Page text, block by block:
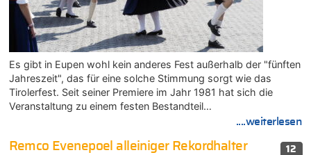
Es gibt in Eupen wohl kein anderes Fest außerhalb der "fünften
Jahreszeit", das für eine solche Stimmung sorgt wie das
Tirolerfest. Seit seiner Premiere im Jahr 1981 hat sich die
Veranstaltung zu einem festen Bestandteil…
....weiterlesen
12
Remco Evenepoel alleiniger Rekordhalter